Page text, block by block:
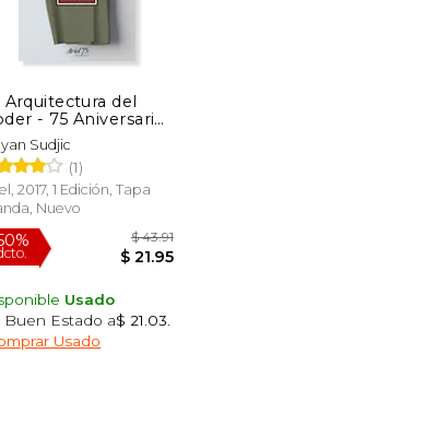
Arquitectura del
- 75 Aniversario
Ariel: Cómo los
y Poderosos
Nuestro
(Ariel 75
Sudjic
(1)
2017, 1 Edición, Tapa
Nuevo
Usado
Buen Estado a$ 21.03
Usado